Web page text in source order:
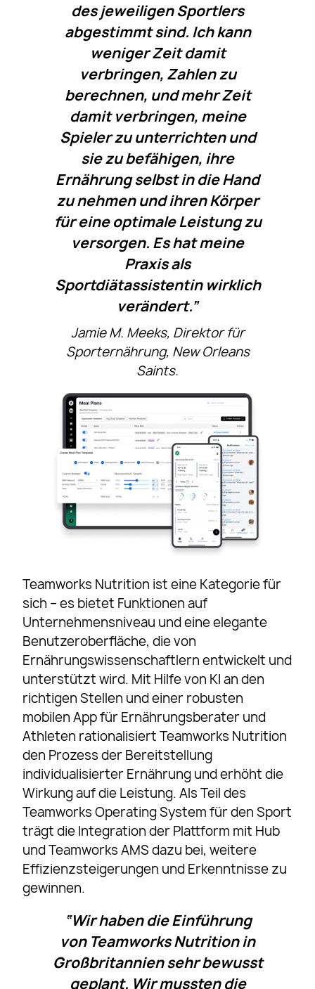
des jeweiligen Sportlers
abgestimmt sind. Ich kann
weniger Zeit damit
verbringen, Zahlen zu
berechnen, und mehr Zeit
damit verbringen, meine
Spieler zu unterrichten und
sie zu befähigen, ihre
Ernährung selbst in die Hand
zu nehmen und ihren Körper
für eine optimale Leistung zu
versorgen. Es hat meine
Praxis als
Sportdiätassistentin wirklich
verändert.”
Jamie M. Meeks, Direktor für
Sporternährung, New Orleans
Saints.
Teamworks Nutrition ist eine Kategorie für
sich – es bietet Funktionen auf
Unternehmensniveau und eine elegante
Benutzeroberfläche, die von
Ernährungswissenschaftlern entwickelt und
unterstützt wird. Mit Hilfe von KI an den
richtigen Stellen und einer robusten
mobilen App für Ernährungsberater und
Athleten rationalisiert Teamworks Nutrition
den Prozess der Bereitstellung
individualisierter Ernährung und erhöht die
Wirkung auf die Leistung. Als Teil des
Teamworks Operating System für den Sport
trägt die Integration der Plattform mit Hub
und Teamworks AMS dazu bei, weitere
Effizienzsteigerungen und Erkenntnisse zu
gewinnen.
“Wir haben die Einführung
von Teamworks Nutrition in
Großbritannien sehr bewusst
geplant. Wir mussten die